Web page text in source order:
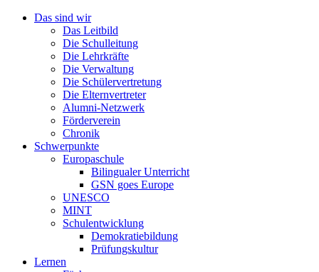
Das sind wir
Das Leitbild
Die Schulleitung
Die Lehrkräfte
Die Verwaltung
Die Schülervertretung
Die Elternvertreter
Alumni-Netzwerk
Förderverein
Chronik
Schwerpunkte
Europaschule
Bilingualer Unterricht
GSN goes Europe
UNESCO
MINT
Schulentwicklung
Demokratiebildung
Prüfungskultur
Lernen